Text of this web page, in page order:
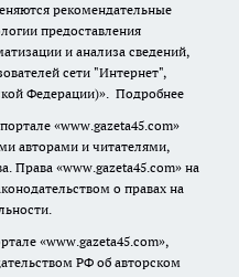
рекомендательные
предоставления
и анализа сведений,
сети "Интернет",
Федерации)». Подробнее
«www.gazeta45.com»
авторами и читателями,
Права «www.gazeta45.com» на
о правах на
«www.gazeta45.com»,
РФ об авторском